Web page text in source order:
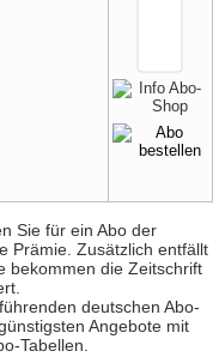
Sie für ein Abo der
Prämie. Zusätzlich entfällt
bekommen die Zeitschrift
deutschen Abo-
Angebote mit
Tabellen.